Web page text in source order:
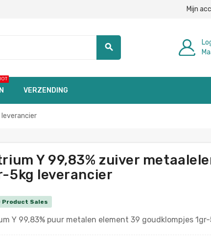
Mijn
search
VERZENDING
Y 99,83% zuiver
5kg leverancier
Product Sales
Y 99,83% puur metalen element 39 goudklompjes